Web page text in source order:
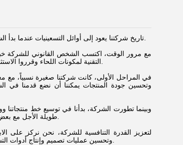
مع مرور الوقت، اكتسب الشخص القانوني للشركة
في المراحل الأولى، كانت شركتنا صغيرة نسبياً، مع
وتحسين جودة المنتجات يمكننا أن نضع قدمنا في
وبينما تطورت الشركة، بدأنا في توسيع خط منتجاتنا
لتعزيز القدرة التنافسية للشركة، نحن نركز على